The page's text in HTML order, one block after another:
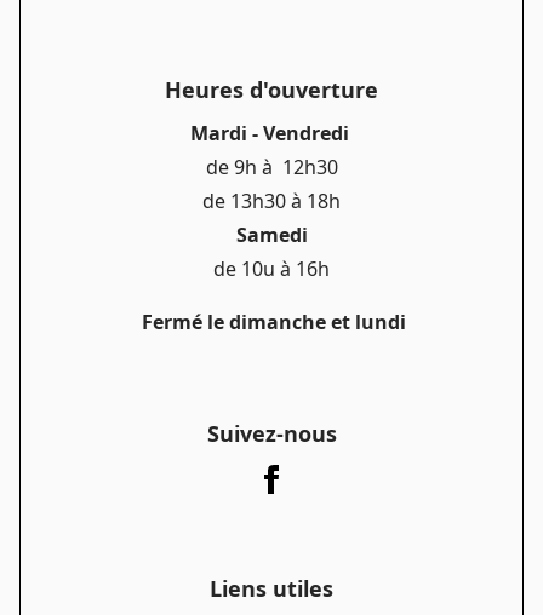
Heures d'ouverture
Mardi - Vendredi
de 9h à 12h30
de 13h30 à 18h
Samedi
de 10u à 16h
Fermé le dimanche et lundi
Suivez-nous
Liens utiles